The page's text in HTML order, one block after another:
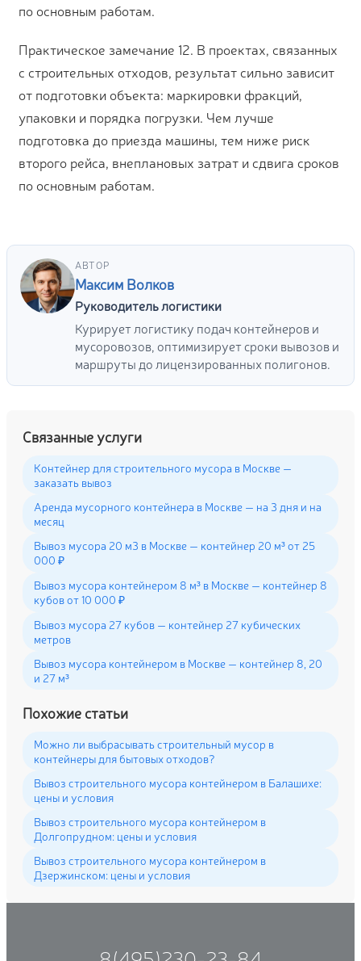
по основным работам.
Практическое замечание 12. В проектах, связанных
с строительных отходов, результат сильно зависит
от подготовки объекта: маркировки фракций,
упаковки и порядка погрузки. Чем лучше
подготовка до приезда машины, тем ниже риск
второго рейса, внеплановых затрат и сдвига сроков
по основным работам.
АВТОР
Максим Волков
Руководитель логистики
Курирует логистику подач контейнеров и
мусоровозов, оптимизирует сроки вывозов и
маршруты до лицензированных полигонов.
Связанные услуги
Контейнер для строительного мусора в Москве —
заказать вывоз
Аренда мусорного контейнера в Москве — на 3 дня и на
месяц
Вывоз мусора 20 м3 в Москве — контейнер 20 м³ от 25
000 ₽
Вывоз мусора контейнером 8 м³ в Москве — контейнер 8
кубов от 10 000 ₽
Вывоз мусора 27 кубов — контейнер 27 кубических
метров
Вывоз мусора контейнером в Москве — контейнер 8, 20
и 27 м³
Похожие статьи
Можно ли выбрасывать строительный мусор в
контейнеры для бытовых отходов?
Вывоз строительного мусора контейнером в Балашихе:
цены и условия
Вывоз строительного мусора контейнером в
Долгопрудном: цены и условия
Вывоз строительного мусора контейнером в
Дзержинском: цены и условия